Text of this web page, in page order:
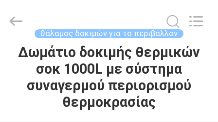
ΣΠΊΤΙ
ΠΡΟΪΌΝΤΑ
Rights
Reserved.
θάλαμος δοκιμών για το περιβάλλον
Δωμάτιο δοκιμής θερμικών
σοκ 1000L με σύστημα
συναγερμού περιορισμού
θερμοκρασίας